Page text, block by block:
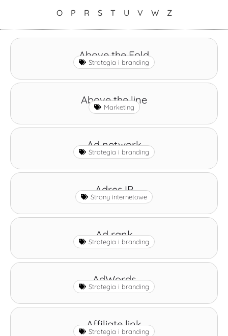
O
P R S T U V W Z
Above the Fold
Strategia i branding
Above the line
Marketing
Ad network
Strategia i branding
Adres IP
Strony internetowe
Ad rank
Strategia i branding
AdWords
Strategia i branding
Affiliate link
Strategia i branding